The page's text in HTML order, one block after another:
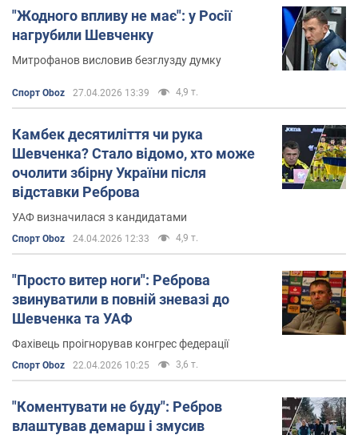
читачів.
Інстаграм. За появою нових фото Андрія
Шевченка вInstagramстежить 465 тисяч
"Жодного впливу не має": у Росії
нагрубили Шевченку
Митрофанов висловив безглузду думку
Спорт Oboz 27.04.2026 13:39 4,9 т.
Камбек десятиліття чи рука
Шевченка? Стало відомо, хто може
очолити збірну України після
відставки Реброва
УАФ визначилася з кандидатами
Спорт Oboz 24.04.2026 12:33 4,9 т.
"Просто витер ноги": Реброва
звинуватили в повній зневазі до
Шевченка та УАФ
Фахівець проігнорував конгрес федерації
Спорт Oboz 22.04.2026 10:25 3,6 т.
"Коментувати не буду": Ребров
влаштував демарш і змусив